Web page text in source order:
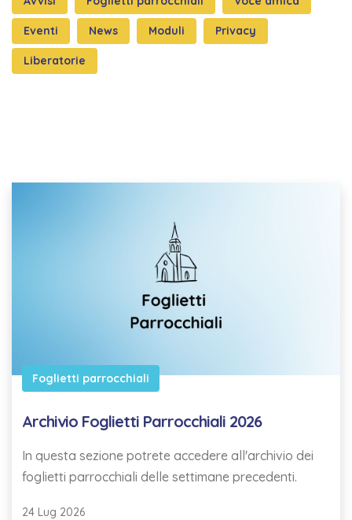
Eventi News Moduli Privacy
Liberatorie
Foglietti parrocchiali
Archivio Foglietti Parrocchiali 2026
In questa sezione potrete accedere all'archivio dei
foglietti parrocchiali delle settimane precedenti.
24 Lug 2026